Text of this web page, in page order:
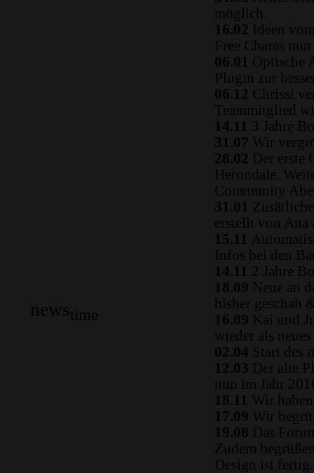
newstime
möglich.
16.02 Ideen
Free Charas
06.01 Optische
Plugin zur
06.12 Chrissi
Teammitglied
14.11 3 Jahre
31.07 Wir
28.02 Der erste
Herondale.
Community
31.01
erstellt von Ana
15.11
Infos bei den
14.11
2 Jahre
18.09 Neue an
bisher geschah
16.09 Kai und
wieder als
02.04 Start des
12.03 Der alte
nun im Jahr
18.11 Wir
17.09 Wir
19.08 Das
Zudem
Design ist fertig.